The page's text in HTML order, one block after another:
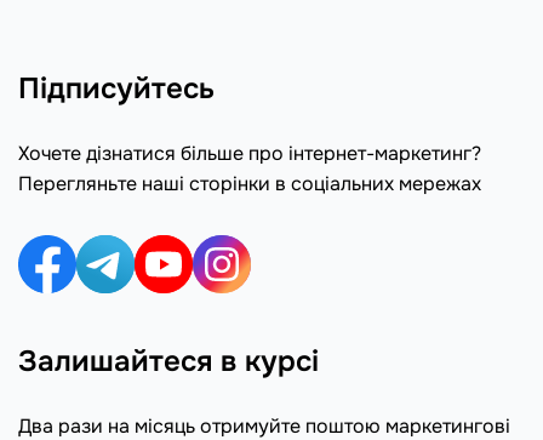
Підписуйтесь
Хочете дізнатися більше про інтернет-маркетинг?
Перегляньте наші сторінки в соціальних мережах
Залишайтеся в курсі
Два рази на місяць отримуйте поштою маркетингові